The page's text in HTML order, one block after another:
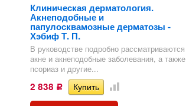
Клиническая дерматология.
Акнеподобные и
папулосквамозные дерматозы -
Хэбиф Т. П.
В руководстве подробно рассматриваются
акне и акнеподобные заболевания, а также
псориаз и другие...
2 838 Р